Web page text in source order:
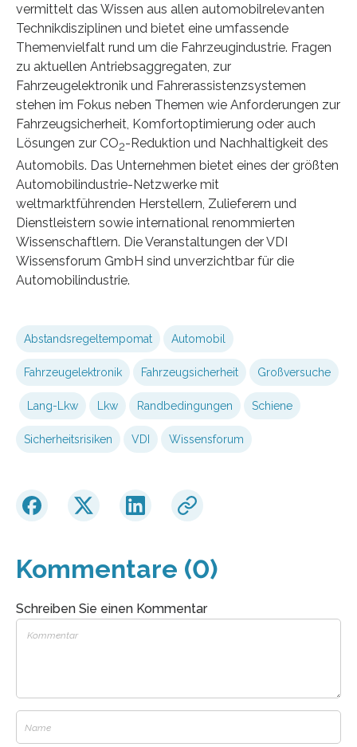
vermittelt das Wissen aus allen automobilrelevanten
Technikdisziplinen und bietet eine umfassende
Themenvielfalt rund um die Fahrzeugindustrie. Fragen
zu aktuellen Antriebsaggregaten, zur
Fahrzeugelektronik und Fahrerassistenzsystemen
stehen im Fokus neben Themen wie Anforderungen zur
Fahrzeugsicherheit, Komfortoptimierung oder auch
Lösungen zur CO2-Reduktion und Nachhaltigkeit des
Automobils. Das Unternehmen bietet eines der größten
Automobilindustrie-Netzwerke mit
weltmarktführenden Herstellern, Zulieferern und
Dienstleistern sowie international renommierten
Wissenschaftlern. Die Veranstaltungen der VDI
Wissensforum GmbH sind unverzichtbar für die
Automobilindustrie.
Abstandsregeltempomat Automobil
Fahrzeugelektronik Fahrzeugsicherheit Großversuche
Lang-Lkw Lkw Randbedingungen Schiene
Sicherheitsrisiken VDI Wissensforum
Kommentare (0)
Schreiben Sie einen Kommentar